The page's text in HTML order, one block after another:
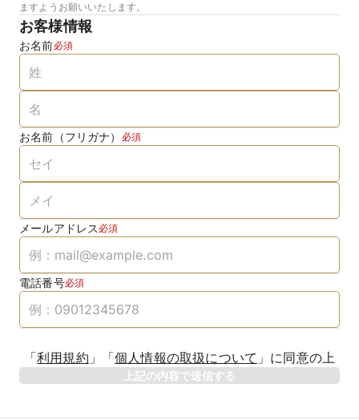
ますようお願いいたします。
お客様情報
お名前必須
お名前（フリガナ） 必須
メールアドレス 必須
電話番号必須
「利用規約 」 「個人情報の取扱について 」 に同意の上
上記の内容で送信する